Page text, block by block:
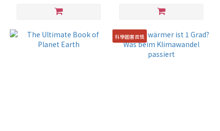
科學圖書首獎